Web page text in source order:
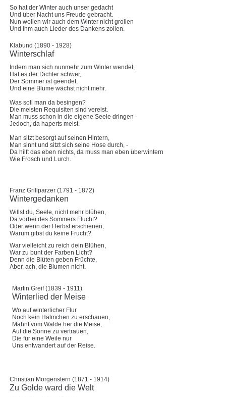
So hat der Winter auch unser gedacht
Und über Nacht uns Freude gebracht.
Nun wollen wir auch dem Winter nicht grollen
Und ihm auch Lieder des Dankens zollen.
Klabund (1890 - 1928)
Winterschlaf
Indem man sich nunmehr zum Winter wendet,
Hat es der Dichter schwer,
Der Sommer ist geendet,
Und eine Blume wächst nicht mehr.
Was soll man da besingen?
Die meisten Requisiten sind vereist.
Man muss schon in die eigene Seele dringen -
Jedoch, da haperts meist.
Man sitzt besorgt auf seinen Hintern,
Man sinnt und sitzt sich seine Hose durch, -
Da hilft das eben nichts, da muss man eben überwintern
Wie Frosch und Lurch.
Franz Grillparzer (1791 - 1872)
Wintergedanken
Willst du, Seele, nicht mehr blühen,
Da vorbei des Sommers Flucht?
Oder wenn der Herbst erschienen,
Warum gibst du keine Frucht?
War vielleicht zu reich dein Blühen,
War zu bunt der Farben Licht?
Denn die Blüten geben Früchte,
Aber, ach, die Blumen nicht.
Martin Greif (1839 - 1911)
Winterlied der Meise
Wo auf winterlicher Flur
Noch kein Hälmchen zu erschauen,
Mahnt vom Walde her die Meise,
Auf die Sonne zu vertrauen,
Die für eine Weile nur
Uns entwandert auf der Reise.
Christian Morgenstern (1871 - 1914)
Zu Golde ward die Welt